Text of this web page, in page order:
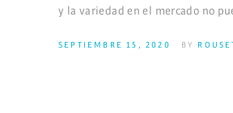
y la variedad en el mercado no
SEPTIEMBRE 15, 2020 BY